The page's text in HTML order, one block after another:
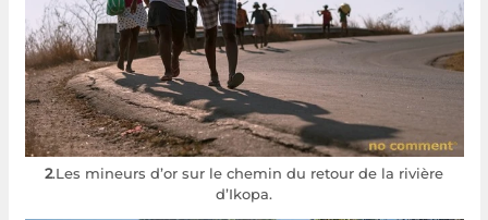
2.Les mineurs d’or sur le chemin du retour de la rivière
d’Ikopa.